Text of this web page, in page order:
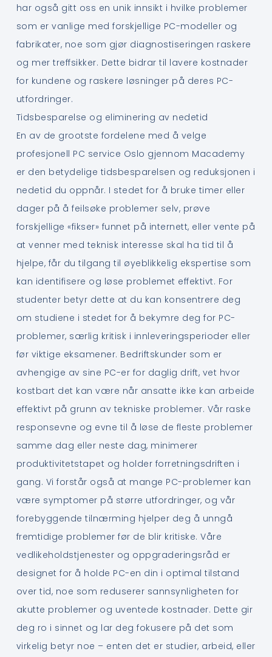
har også gitt oss en unik innsikt i hvilke problemer
som er vanlige med forskjellige PC-modeller og
fabrikater, noe som gjør diagnostiseringen raskere
og mer treffsikker. Dette bidrar til lavere kostnader
for kundene og raskere løsninger på deres PC-
utfordringer.
Tidsbesparelse og eliminering av nedetid
En av de grootste fordelene med å velge
profesjonell PC service Oslo gjennom Macademy
er den betydelige tidsbesparelsen og reduksjonen i
nedetid du oppnår. I stedet for å bruke timer eller
dager på å feilsøke problemer selv, prøve
forskjellige «fikser» funnet på internett, eller vente på
at venner med teknisk interesse skal ha tid til å
hjelpe, får du tilgang til øyeblikkelig ekspertise som
kan identifisere og løse problemet effektivt. For
studenter betyr dette at du kan konsentrere deg
om studiene i stedet for å bekymre deg for PC-
problemer, særlig kritisk i innleveringsperioder eller
før viktige eksamener. Bedriftskunder som er
avhengige av sine PC-er for daglig drift, vet hvor
kostbart det kan være når ansatte ikke kan arbeide
effektivt på grunn av tekniske problemer. Vår raske
responsevne og evne til å løse de fleste problemer
samme dag eller neste dag, minimerer
produktivitetstapet og holder forretningsdriften i
gang. Vi forstår også at mange PC-problemer kan
være symptomer på større utfordringer, og vår
forebyggende tilnærming hjelper deg å unngå
fremtidige problemer før de blir kritiske. Våre
vedlikeholdstjenester og oppgraderingsråd er
designet for å holde PC-en din i optimal tilstand
over tid, noe som reduserer sannsynligheten for
akutte problemer og uventede kostnader. Dette gir
deg ro i sinnet og lar deg fokusere på det som
virkelig betyr noe – enten det er studier, arbeid, eller